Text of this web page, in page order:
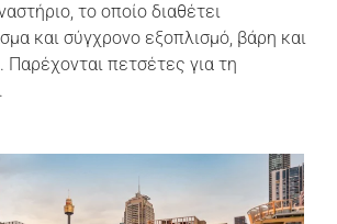
το οποίο διαθέτει
και σύγχρονο εξοπλισμό, βάρη και
Παρέχονται πετσέτες για τη